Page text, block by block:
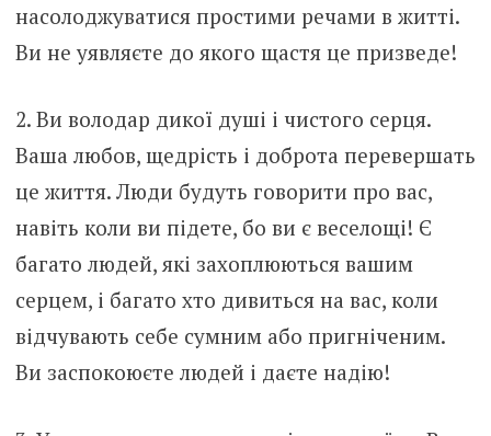
насолоджуватися простими речами в житті.
Ви не уявляєте до якого щастя це призведе!
2. Ви володар дикої душі і чистого серця.
Ваша любов, щедрість і доброта перевершать
це життя. Люди будуть говорити про вас,
навіть коли ви підете, бо ви є веселощі! Є
багато людей, які захоплюються вашим
серцем, і багато хто дивиться на вас, коли
відчувають себе сумним або пригніченим.
Ви заспокоюєте людей і даєте надію!